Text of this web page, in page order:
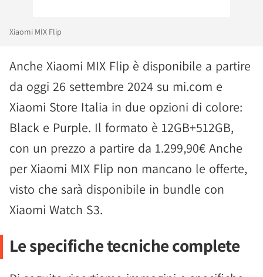
Xiaomi MIX Flip
Anche Xiaomi MIX Flip è disponibile a partire
da oggi 26 settembre 2024 su mi.com e
Xiaomi Store Italia in due opzioni di colore:
Black e Purple. Il formato è 12GB+512GB,
con un prezzo a partire da 1.299,90€ Anche
per Xiaomi MIX Flip non mancano le offerte,
visto che sarà disponibile in bundle con
Xiaomi Watch S3.
Le specifiche tecniche complete